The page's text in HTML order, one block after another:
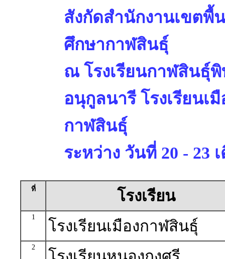
สังกัดสำนักงานเขตพื้
ศึกษากาฬสินธุ์
ณ โรงเรียนกาฬสินธุ์พิ
อนุกูลนารี โรงเรียนเ
กาฬสินธุ์
ระหว่าง วันที่ 20 - 23
ที่ โรงเรียน
1
โรงเรียนเมืองกาฬสินธุ์
2